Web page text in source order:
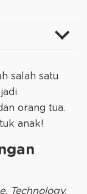
salah satu
orang tua.
anak!
Technology,